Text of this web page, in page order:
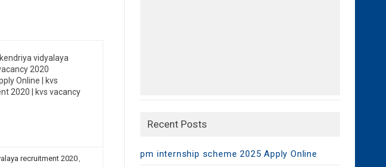
vidyalaya
2020
Online | kvs
2020 | kvs vacancy
recruitment 2020,
Recent Posts
pm internship scheme 2025 Apply Online